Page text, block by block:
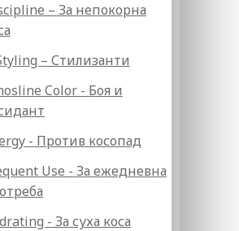
– За непокорна
– Стилизанти
Color - Боя и
- Против косопад
Use - За ежедневна
- За суха коса